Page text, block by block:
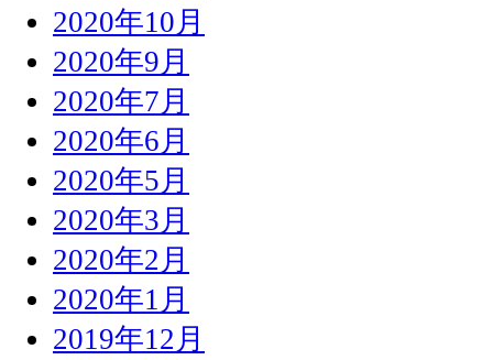
2020年10月
2020年9月
2020年7月
2020年6月
2020年5月
2020年3月
2020年2月
2020年1月
2019年12月